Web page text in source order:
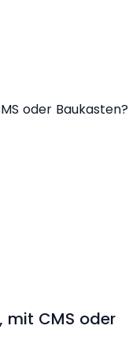
mit CMS oder